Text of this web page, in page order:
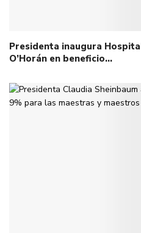
Presidenta inaugura
O’Horán en beneficio…